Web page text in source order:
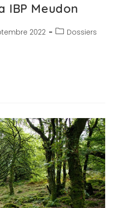
IBP Meudon
2022 Dossiers